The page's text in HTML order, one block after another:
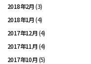
2018年2月(3)
2018年1月(4)
2017年12月(4)
2017年11月(4)
2017年10月(5)